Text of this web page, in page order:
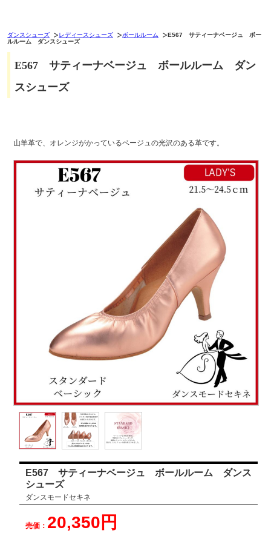
ダンスシューズ レディースシューズ ボールルーム
E567 サティーナベージュ ボー
ルルーム ダンスシューズ
E567 サティーナベージュ ボールルーム ダン
スシューズ
山羊革で、オレンジがかっているベージュの光沢のある革です。
E567 サティーナベージュ ボールルーム ダンス
シューズ
ダンスモードセキネ
売価： 20,350円